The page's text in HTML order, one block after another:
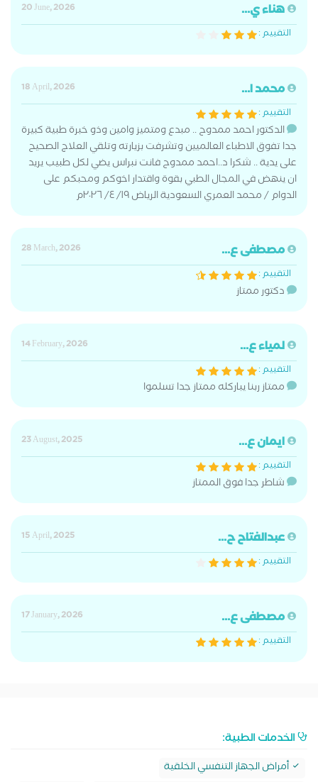
هناء ي...
20 June, 2026
التقييم :
محمد ا...
18 April, 2026
التقييم :
الدكتور احمد ممدوح .. مبدع ومتميز وامين وذو خبرة طبية كبيرة
جدا تفوق الاطباء العالميين وتشرفت بزيارته وتلقي العلاج الصحيح
على يدية .. شكرا د..احمد ممدوح فانت نبراس يضي لكل طبيب يريد
ان ينهض في المجال الطبي بقوة واقتدار اخوكم ومحبكم على
الدوام / محمد العمري السعودية الرياض ١٩/ ٤/ ٢٠٢٦م
مصطفى ع...
28 March, 2026
التقييم :
دكتور ممتاز
لمياء ع...
14 February, 2026
التقييم :
ممتاز ربنا يباركله ممتاز جدا تسلموا
ايمان ع...
23 August, 2025
التقييم :
شاطر جدا فوق الممتاز
عبدالفتاح ح...
15 April, 2025
التقييم :
مصطفى ع...
17 January, 2026
التقييم :
الخدمات الطبية:
أمراض الجهاز التنفسي الخلقية